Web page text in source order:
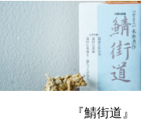
『鯖街道』